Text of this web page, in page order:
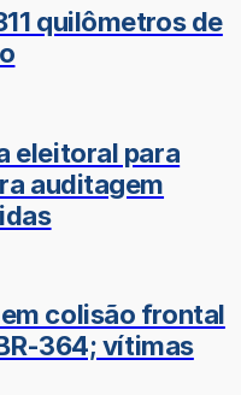
quilômetros de
eleitoral para
auditagem
colisão frontal
364; vítimas